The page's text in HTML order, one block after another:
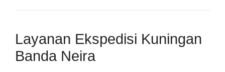
Layanan Ekspedisi Kuningan
Banda Neira